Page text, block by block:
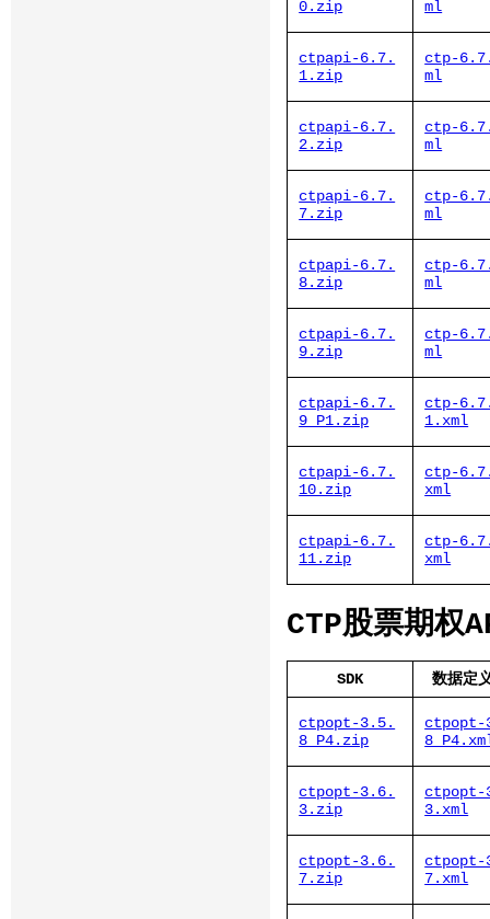
0.zip ml
ctpapi-6.7.
1.zip
ctp-
ml
ctpapi-6.7.
2.zip
ctp-
ml
ctpapi-6.7.
7.zip
ctp-
ml
ctpapi-6.7.
8.zip
ctp-
ml
ctpapi-6.7.
9.zip
ctp-
ml
ctpapi-6.7.
9_P1.zip
ctp-
1.xml
ctpapi-6.7.
10.zip
ctp-
xml
ctpapi-6.7.
11.zip
ctp-
xml
CTP股票期权
SDK 数据定
ctpopt-3.5.
8_P4.zip
ctpopt-3.6.
3.zip
3.xml
ctpopt-3.6.
7.zip
7.xml